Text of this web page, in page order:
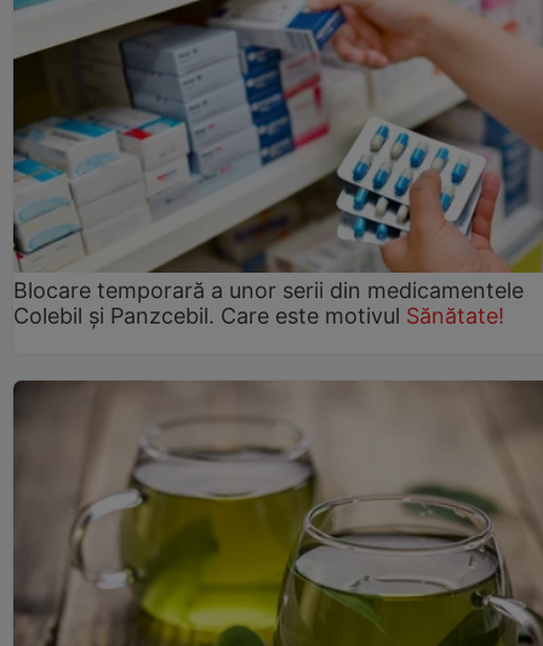
Blocare temporară a unor serii din medicamentele
Colebil și Panzcebil. Care este motivul Sănătate!